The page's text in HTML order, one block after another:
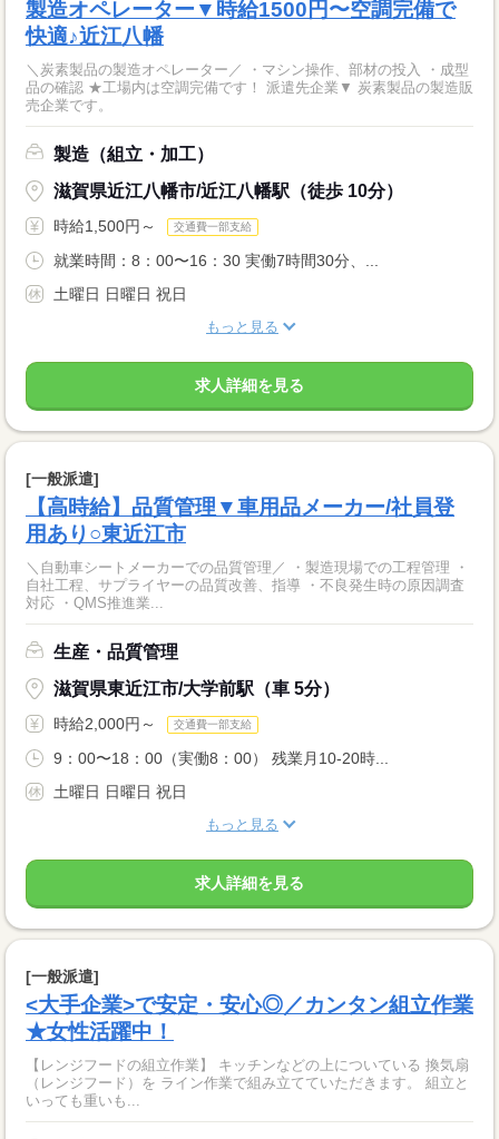
製造オペレーター▼時給1500円〜空調完備で
快適♪近江八幡
＼炭素製品の製造オペレーター／ ・マシン操作、部材の投入 ・成型
品の確認 ★工場内は空調完備です！ 派遣先企業▼ 炭素製品の製造販
売企業です。
製造（組立・加工）
滋賀県近江八幡市/近江八幡駅（徒歩 10分）
時給1,500円～ 交通費一部支給
就業時間：8：00〜16：30 実働7時間30分、...
土曜日 日曜日 祝日
もっと見る
求人詳細を見る
[一般派遣]
【高時給】品質管理▼車用品メーカー/社員登
用あり○東近江市
＼自動車シートメーカーでの品質管理／ ・製造現場での工程管理 ・
自社工程、サプライヤーの品質改善、指導 ・不良発生時の原因調査
対応 ・QMS推進業...
生産・品質管理
滋賀県東近江市/大学前駅（車 5分）
時給2,000円～ 交通費一部支給
9：00〜18：00（実働8：00） 残業月10-20時...
土曜日 日曜日 祝日
もっと見る
求人詳細を見る
[一般派遣]
<大手企業>で安定・安心◎／カンタン組立作業
★女性活躍中！
【レンジフードの組立作業】 キッチンなどの上についている 換気扇
（レンジフード）を ライン作業で組み立てていただきます。 組立と
いっても重いも...